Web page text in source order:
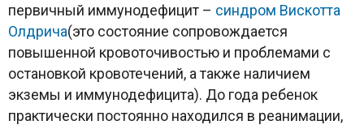
первичный иммунодефицит – синдром Вискотта
Олдрича(это состояние сопровождается
повышенной кровоточивостью и проблемами с
остановкой кровотечений, а также наличием
экземы и иммунодефицита). До года ребенок
практически постоянно находился в реанимации,